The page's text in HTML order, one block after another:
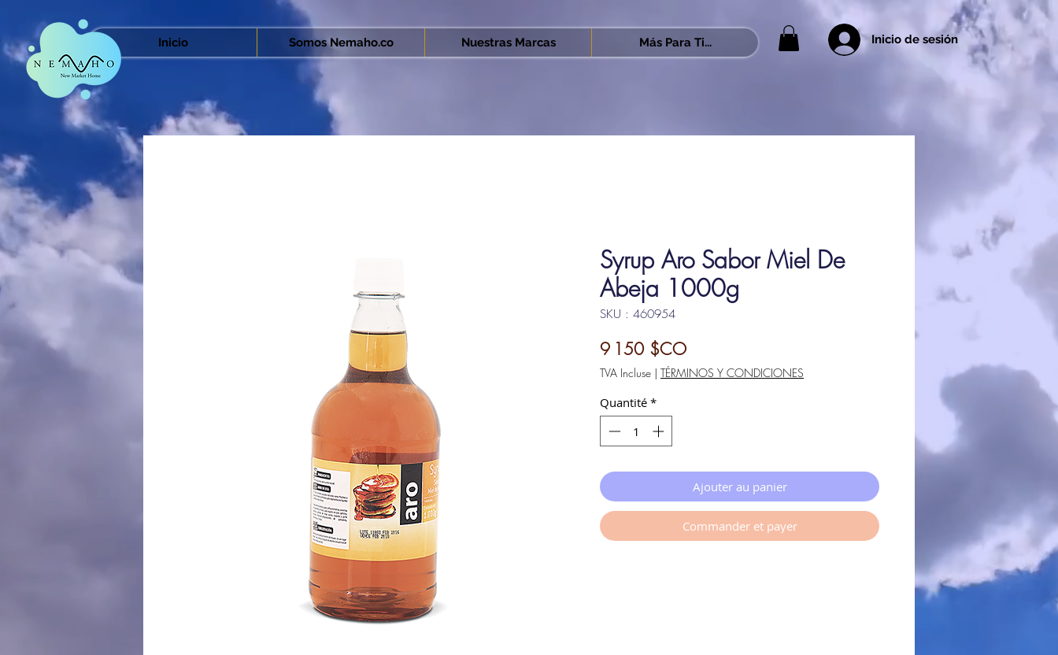
Inicio Somos Nemaho.co Nuestras Marcas Más Para Ti... Inicio de sesión
Syrup Aro Sabor Miel De
Abeja 1000g
SKU : 460954
9 150 $COPrix
TVA Incluse | TÉRMINOS Y CONDICIONES
Quantité *
Ajouter au panier
Commander et payer